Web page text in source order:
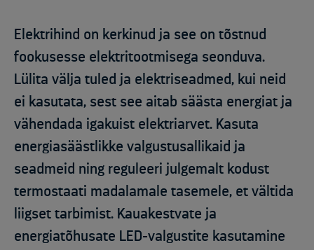
Elektrihind on kerkinud ja see on tõstnud
fookusesse elektritootmisega seonduva.
Lülita välja tuled ja elektriseadmed, kui neid
ei kasutata, sest see aitab säästa energiat ja
vähendada igakuist elektriarvet. Kasuta
energiasäästlikke valgustusallikaid ja
seadmeid ning reguleeri julgemalt kodust
termostaati madalamale tasemele, et vältida
liigset tarbimist. Kauakestvate ja
energiatõhusate LED-valgustite kasutamine